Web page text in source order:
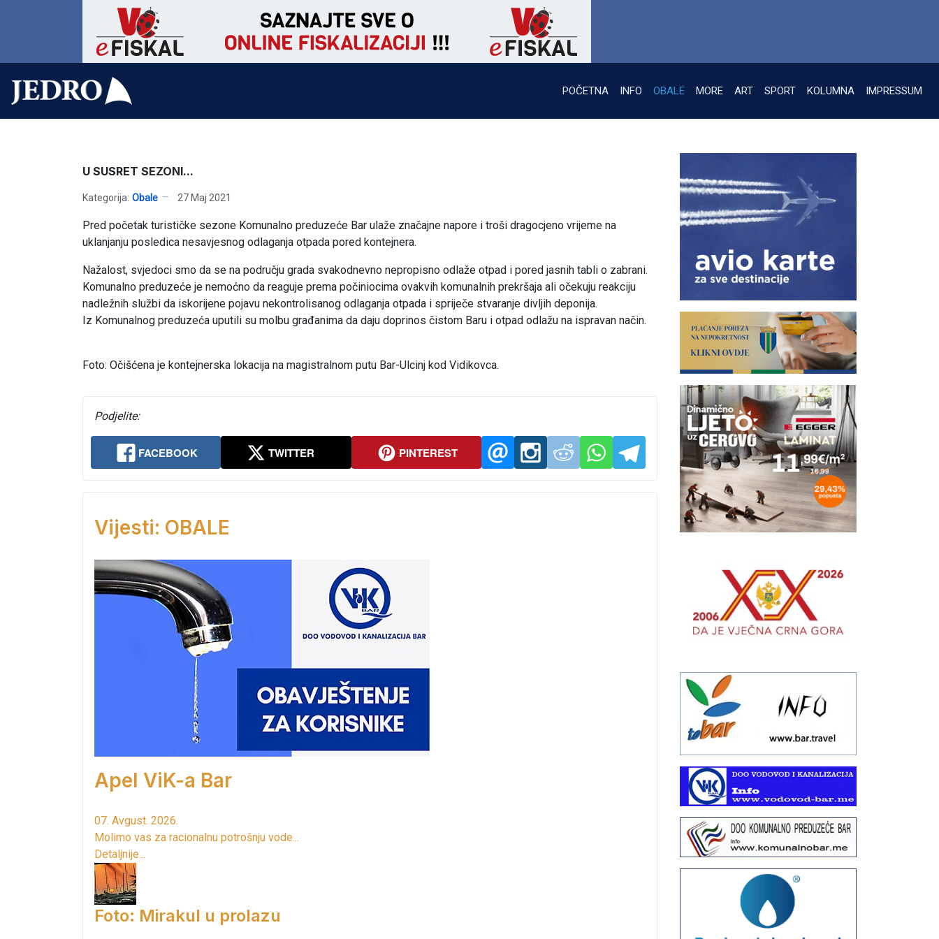
POČETNA INFO OBALE MORE ART SPORT KOLUMNA IMPRESSUM
U SUSRET SEZONI...
Kategorija: Obale 27 Maj 2021
Pred početak turističke sezone Komunalno preduzeće Bar ulaže značajne napore i troši dragocjeno vrijeme na
uklanjanju posledica nesavjesnog odlaganja otpada pored kontejnera.
Nažalost, svjedoci smo da se na području grada svakodnevno nepropisno odlaže otpad i pored jasnih tabli o zabrani.
Komunalno preduzeće je nemoćno da reaguje prema počiniocima ovakvih komunalnih prekršaja ali očekuju reakciju
nadležnih službi da iskorijene pojavu nekontrolisanog odlaganja otpada i spriječe stvaranje divljih deponija.
Iz Komunalnog preduzeća uputili su molbu građanima da daju doprinos čistom Baru i otpad odlažu na ispravan način.
Foto: Očišćena je kontejnerska lokacija na magistralnom putu Bar-Ulcinj kod Vidikovca.
Podjelite:
FACEBOOK TWITTER PINTEREST
Vijesti: OBALE
Apel ViK-a Bar
07. Avgust. 2026.
Molimo vas za racionalnu potrošnju vode...
Detaljnije...
Foto: Mirakul u prolazu